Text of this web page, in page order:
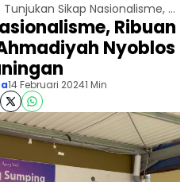
Tunjukan Sikap Nasionalisme, Ribuan Anggota Muslim Ahmadiyah Nyoblos di Kuningan
Ribuan
Nyoblos
14 Februari 20241 Min